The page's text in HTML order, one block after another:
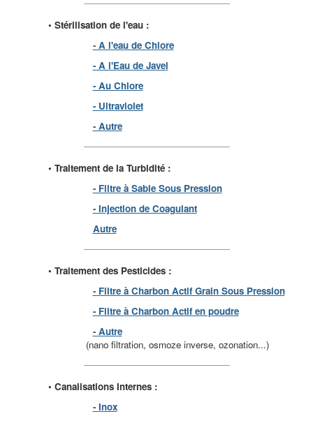
• Stérilisation de l'eau :
- A l'eau de Chlore
- A l'Eau de Javel
- Au Chlore
- Ultraviolet
- Autre
• Traitement de la Turbidité :
- Filtre à Sable Sous Pression
- Injection de Coagulant
Autre
• Traitement des Pesticides :
- Filtre à Charbon Actif Grain Sous Pression
- Filtre à Charbon Actif en poudre
- Autre
(nano filtration, osmoze inverse, ozonation...)
• Canalisations Internes :
- Inox